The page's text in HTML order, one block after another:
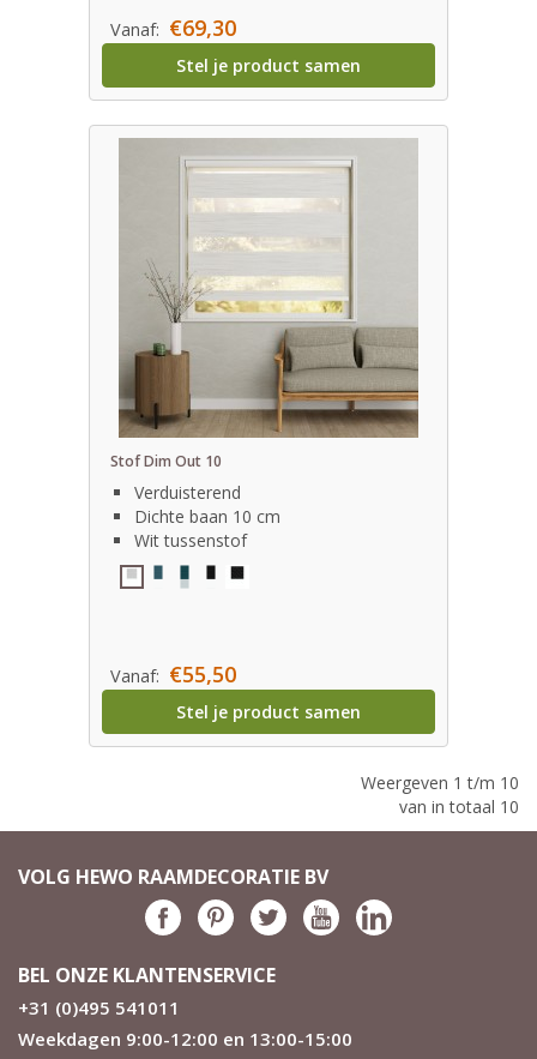
Vanaf: €69,30
Stel je product samen
Stof Dim Out 10
Verduisterend
Dichte baan 10 cm
Wit tussenstof
Vanaf: €55,50
Stel je product samen
Weergeven 1 t/m 10
van in totaal 10
VOLG HEWO RAAMDECORATIE BV
BEL ONZE KLANTENSERVICE
+31 (0)495 541011
Weekdagen 9:00-12:00 en 13:00-15:00